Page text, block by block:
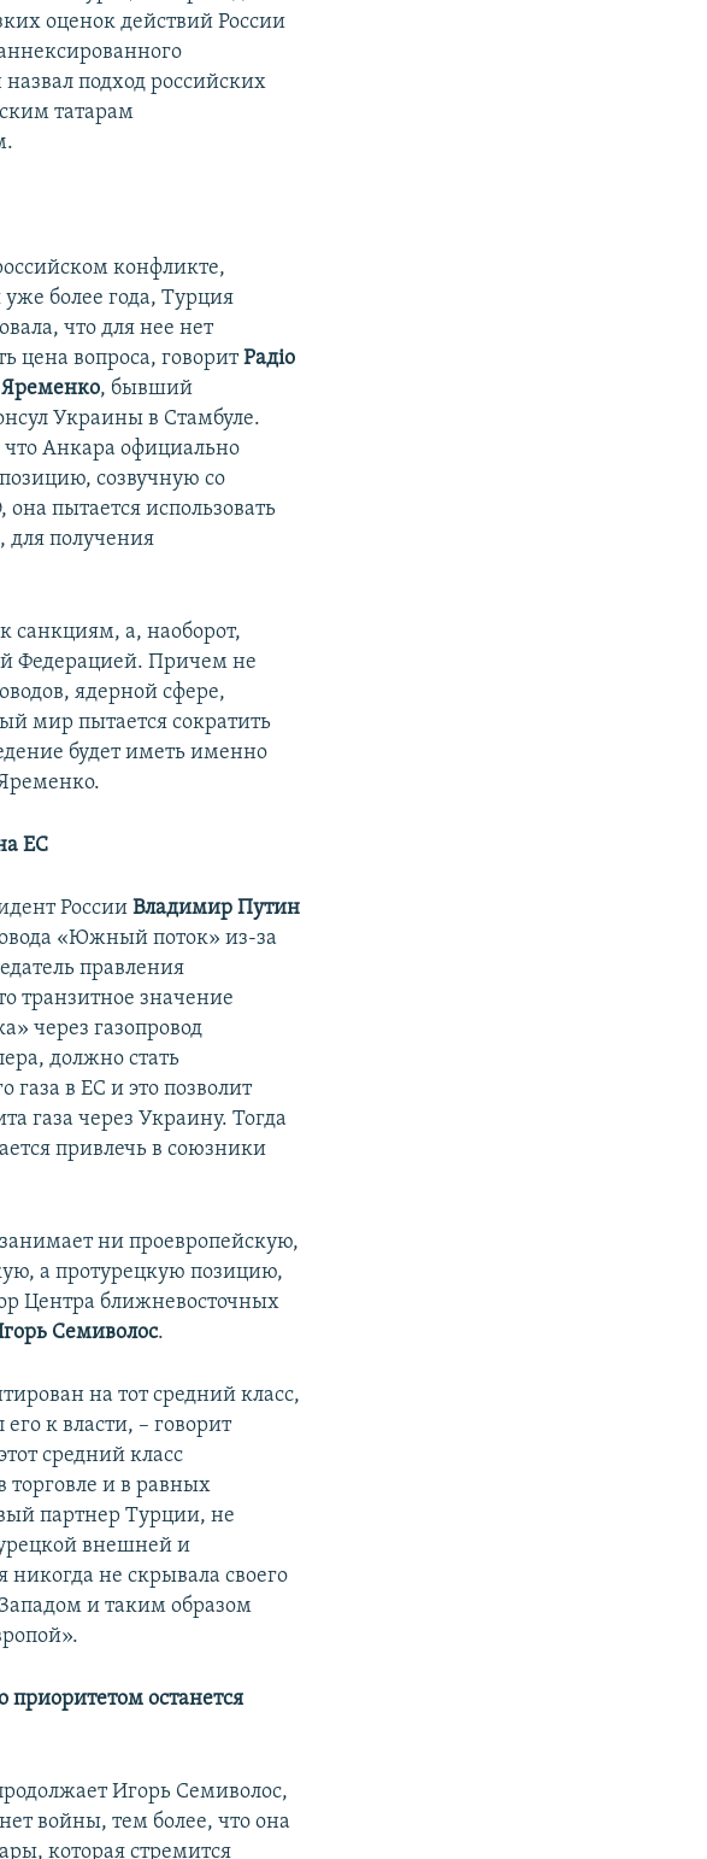
оценок действий России
назвал подход российских
татарам
конфликте,
более года, Турция
что для нее нет
цена вопроса, говоритРадіо
Яременко, бывший
Украины в Стамбуле.
что Анкара официально
созвучную со
пытается использовать
для получения
санкциям, а, наоборот,
Федерацией. Причем не
ядерной сфере,
мир пытается сократить
будет иметь именно
ЕС
РоссииВладимир Путин
«Южный поток» из-за
правления
транзитное значение
через газопровод
должно стать
в ЕС и это позволит
газа через Украину. Тогда
привлечь в союзники
ни проевропейскую,
а протурецкую позицию,
Центра ближневосточных
Семиволос.
на тот средний класс,
к власти, – говорит
средний класс
торговле и в равных
партнер Турции, не
внешней и
не скрывала своего
и таким образом
останется
Игорь Семиволос,
войны, тем более, что она
которая стремится